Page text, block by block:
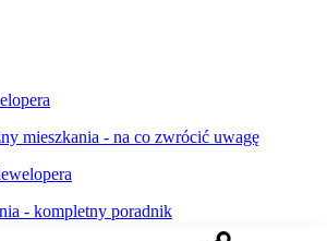
mieszkania - na co zwrócić uwagę
- kompletny poradnik